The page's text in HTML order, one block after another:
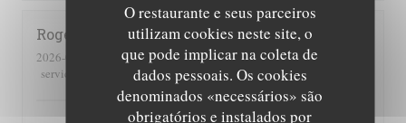
O restaurante e seus parceiros
utilizam cookies neste site, o
que pode implicar na coleta de
dados pessoais. Os cookies
denominados «necessários» são
obrigatórios e instalados por
Roger
2026-07-25
- 19:00 - guests 2
service
ambience:5/5 menu:5/5 quality_price: